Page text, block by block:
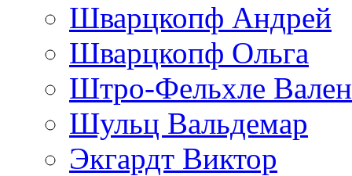
Шварцкопф Андрей
Шварцкопф Ольга
Штро-Фельхле
Шульц Вальдемар
Экгардт Виктор